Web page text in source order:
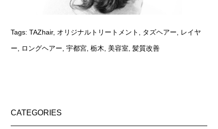
Tags:TAZhair, オリジナルトリートメント , タズヘアー, レイヤ
ー, ロングヘアー,宇都宮,栃木, 美容室,髪質改善
CATEGORIES